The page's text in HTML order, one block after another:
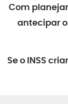
Com
antecipar
Se o INSS